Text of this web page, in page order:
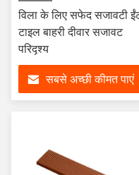
विला के लिए सफेद सजावटी
टाइल बाहरी दीवार सजावट
परिदृश्य
सबसे अच्छी कीमत पाएं